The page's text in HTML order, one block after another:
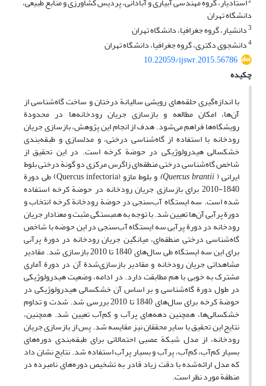
دانشگاه تهران
3دانشیار، گروه جغرافیا، دانشگاه تهران
4دانشجوی دکتری، گروه جغرافیا، دانشگاه تهران
10.22059/ijswr.2015.56786
چکیده
با اندازه‌گیری حلقه‌های رویشی سالیانة درختان و ساخت گاه‌شناسی از
آن‌ها، امکان مطالعه و بازسازی جریان رودخانه‌ها در محدودة
رویشگاه‌‌ها فراهم می‌شود. هدف از انجام این پژوهش، بازسازی جریان
رودخانه با استفاده از گاه‌شناسی درختی، و مدلسازی و طبقه‌بندی
خشکسالی هیدرولوژیکی در حوضة کرخه است. در این تحقیق از
شاخص گاه‌شناسی درختی منطقه‌ای زاگرس مرکزی دو گونة درختی بلوط
ایرانی (Quercus brantii
) و بلوط مازو (Quercus infectoria) طی دورة
1840-2010 برای بازسازی جریان رودخانه در حوضة کرخه استفاده
شده است. سه ایستگاه آب‌سنجی در حوضة رودخانة کرخه انتخاب و
دورة پرآبی آن‌ها تعیین شد. با توجه به همبستگی مثبت و معنادار جریان
رودخانه در دورة پرآبی سه ایستگاه آب‌سنجی در این حوضه با شاخص
گاه‌شناسی درختی منطقه‌ای، میانگین جریان رودخانه در دورة پرآبی
برای این سه ایستگاه طی سال‌های 1840 تا 2010 بازسازی شد. مقادیر
مشاهداتی جریان رودخانه و مقادیر بازسازی‌شدة آن در دورة آماری
مشترک به خوبی با هم مطابقت دارد. در ادامه، وضعیت هیدرولوژیکی
در طول دورة گاه‌‌شناسی و بر اساس آن خشکسالی هیدرولوژیکی در
حوضة کرخه برای سال‌های 1840 تا 2010 بررسی شد. شدت و تداوم
خشکسالی‌ها، همچنین دهه‌های پرآب و کم‌آب تعیین شد. همچنین،
نتایج این تحقیق با سایر محققان نیز مقایسه شد. پس از بازسازی جریان
رودخانه، از مدل شبکة عصبی احتمالاتی برای طبقه‌بندی دوره‌های
بسیار کم‌آب، کم‌آب، پرآب و بسیار پرآب استفاده شد. نتایج نشان داد
که مدل ارائه‌شده با دقت زیاد قادر به تشخیص دوره‌های نامبرده در
منطقة مورد نظر است.